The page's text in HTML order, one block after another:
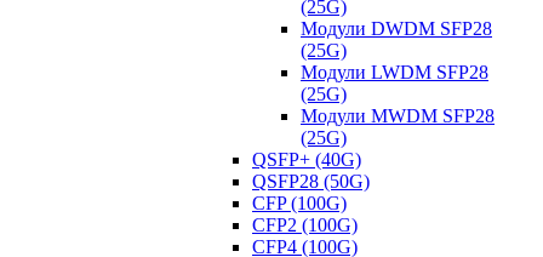
(25G)
Модули DWDM SFP28
(25G)
Модули LWDM SFP28
(25G)
Модули MWDM SFP28
(25G)
QSFP+ (40G)
QSFP28 (50G)
CFP (100G)
CFP2 (100G)
CFP4 (100G)